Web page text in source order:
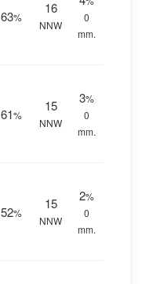
63%
16
NNW
0
mm.
61%
15
NNW
3%
0
mm.
52%
15
NNW
2%
0
mm.